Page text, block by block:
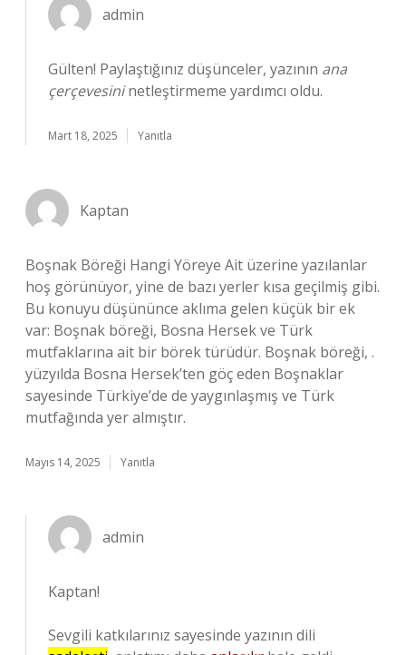
admin
Gülten! Paylaştığınız düşünceler, yazının ana
çerçevesininetleştirmeme yardımcı oldu.
Mart 18, 2025 Yanıtla
Kaptan
Boşnak Böreği Hangi Yöreye Ait üzerine yazılanlar
hoş görünüyor, yine de bazı yerler kısa geçilmiş gibi.
Bu konuyu düşününce aklıma gelen küçük bir ek
var: Boşnak böreği, Bosna Hersek ve Türk
mutfaklarına ait bir börek türüdür. Boşnak böreği, .
yüzyılda Bosna Hersek’ten göç eden Boşnaklar
sayesinde Türkiye’de de yaygınlaşmış ve Türk
mutfağında yer almıştır.
Mayıs 14, 2025 Yanıtla
admin
Kaptan!
Sevgili katkılarınız sayesinde yazının dili